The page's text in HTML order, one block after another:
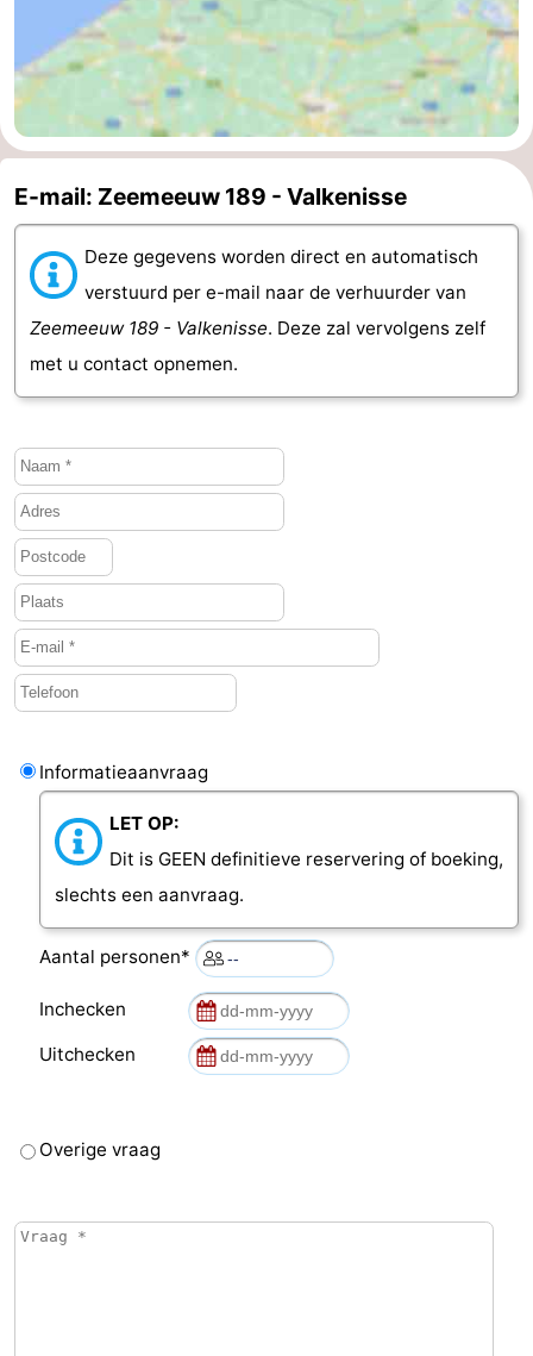
Natuur
Het
Zwin
Weer
Contact
E-mail: Zeemeeuw 189 - Valkenisse
Deze gegevens worden direct en automatisch
verstuurd per e-mail naar de verhuurder van
Zeemeeuw 189 - Valkenisse. Deze zal vervolgens zelf
met u contact opnemen.
Informatieaanvraag
LET OP:
Dit is GEEN definitieve reservering of boeking,
slechts een aanvraag.
Aantal personen*
Inchecken
Uitchecken
Overige vraag